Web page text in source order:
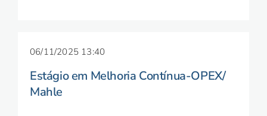
06/11/2025 13:40
Estágio em Melhoria Contínua-OPEX/
Mahle